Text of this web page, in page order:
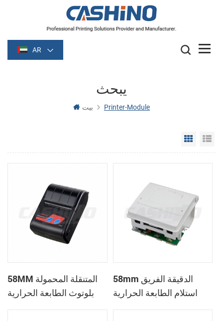
AR
يبحث
بيت Printer-Module
Grid
58MM المتنقلة المحمولة
بلوتوث الطابعة الحرارية
58mm الدقيقة الفريق
استلام الطابعة الحرارية